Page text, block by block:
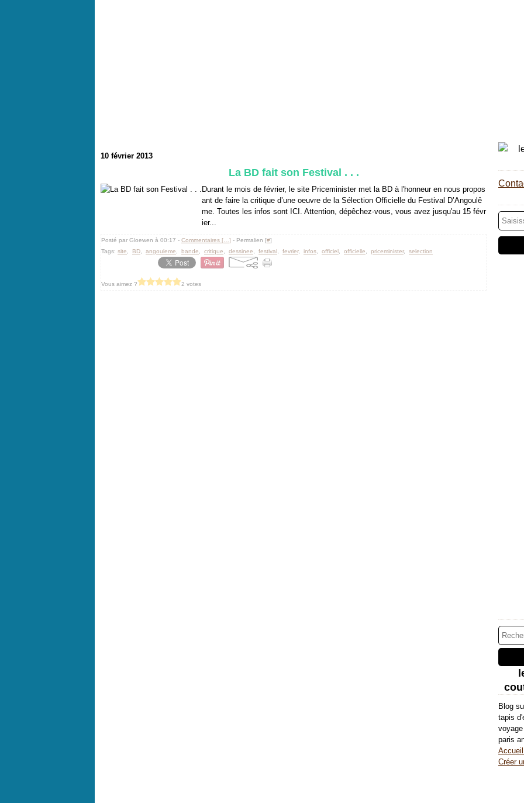
10 février 2013
La BD fait son Festival . . .
Durant le mois de février, le site Priceminister met la BD à l'honneur en nous propos
ant de faire la critique d’une oeuvre de la Sélection Officielle du Festival D’Angoulê
me. Toutes les infos sont ICI. Attention, dépêchez-vous, vous avez jusqu'au 15 févr
ier...
Posté par Gloewen à 00:17 - Commentaires [ ] - Permalien [#]
Tags: site BD angouleme bande critique dessinee festival fevrier, infos officiel officielle priceminister, selection
Vous aimez ? 2 votes
Blog
tapis
paris
Créer